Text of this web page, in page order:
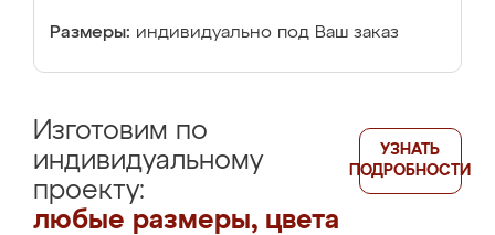
Размеры: индивидуально под Ваш заказ
Изготовим по
индивидуальному
проекту:
любые размеры, цвета
УЗНАТЬ
ПОДРОБНОСТИ